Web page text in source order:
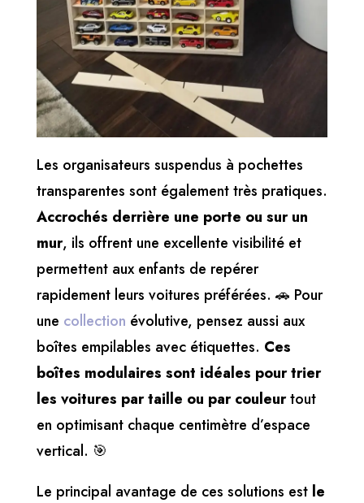
Les organisateurs suspendus à pochettes
transparentes sont également très pratiques.
Accrochés derrière une porte ou sur un
mur, ils offrent une excellente visibilité et
permettent aux enfants de repérer
rapidement leurs voitures préférées. 🚗 Pour
une collection évolutive, pensez aussi aux
boîtes empilables avec étiquettes. Ces
boîtes modulaires sont idéales pour trier
les voitures par taille ou par couleurtout
en optimisant chaque centimètre d’espace
vertical. 🎯
Le principal avantage de ces solutions est le